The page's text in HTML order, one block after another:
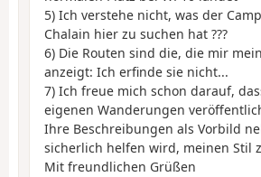
5) Ich verstehe nicht, was der
Chalain hier zu suchen hat ???
6) Die Routen sind die, die mir mein
anzeigt: Ich erfinde sie nicht...
7) Ich freue mich schon darauf,
eigenen Wanderungen
Ihre Beschreibungen als Vorbild
sicherlich helfen wird, meinen Stil
Mit freundlichen Grüßen